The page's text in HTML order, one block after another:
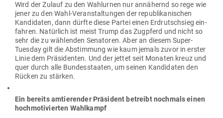
Wird der Zulauf zu den Wahl­urnen nur annä­hernd so rege wie
jener zu den Wahl-Ver­an­stal­tungen der repu­bli­ka­ni­schen
Kan­di­daten, dann dürfte diese Partei einen Erd­rutschsieg ein­
fahren. Natürlich ist meist Trump das Zug­pferd und nicht so
sehr die zu wäh­lenden Sena­toren. Aber an diesem Super-
Tuesday gilt die Abstimmung wie kaum jemals zuvor in erster
Linie dem Prä­si­denten. Und der jettet seit Monaten kreuz und
quer durch alle Bun­des­staaten, um seinen Kan­di­daten den
Rücken zu stärken.
Ein bereits amtie­render Prä­sident betreibt nochmals einen
hoch­mo­ti­vierten Wahlkampf